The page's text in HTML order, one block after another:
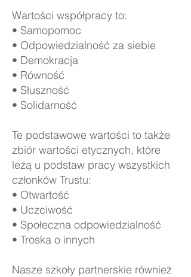
Wartości współpracy to:
• Samopomoc
• Odpowiedzialność za siebie
• Demokracja
• Równość
• Słuszność
• Solidarność
Te podstawowe wartości to także
zbiór wartości etycznych, które
leżą u podstaw pracy wszystkich
członków Trustu:
• Otwartość
• Uczciwość
• Społeczna odpowiedzialność
• Troska o innych
Nasze szkoły partnerskie również